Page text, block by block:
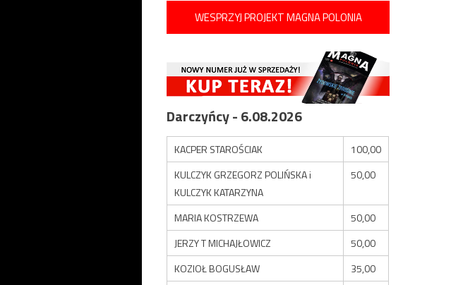
WESPRZYJ PROJEKT MAGNA POLONIA
Darczyńcy - 6.08.2026
KACPER STAROŚCIAK
100,00
KULCZYK GRZEGORZ POLIŃSKA i
KULCZYK KATARZYNA
50,00
MARIA KOSTRZEWA
50,00
JERZY T MICHAJŁOWICZ
50,00
KOZIOŁ BOGUSŁAW
35,00